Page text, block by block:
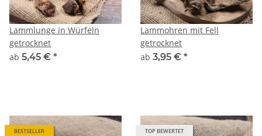
Lammlunge in Würfeln
getrocknet
ab 5,45 € *
Lammohren mit Fell
getrocknet
ab 3,95 € *
BESTSELLER TOP BEWERTET